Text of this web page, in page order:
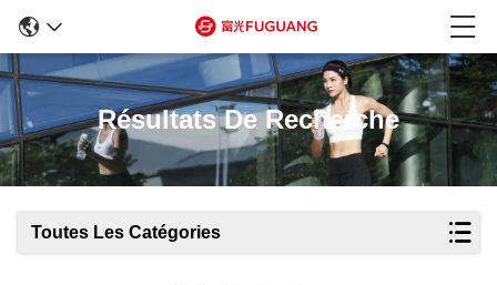
Résultats De Recherche
Toutes Les Catégories